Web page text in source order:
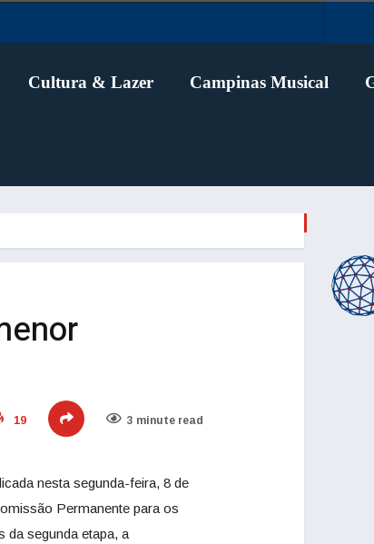
Cultura & Lazer Campinas Musical
19 3 minute read
nesta segunda-feira, 8 de
Permanente para os
da segunda etapa, a